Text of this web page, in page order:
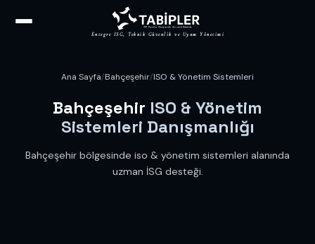
Entegre İSG, Teknik Güvenlik ve Uyum Yönetimi
Ana Sayfa/Bahçeşehir/ISO & Yönetim Sistemleri
Bahçeşehir ISO & Yönetim
Sistemleri Danışmanlığı
Bahçeşehir bölgesinde iso & yönetim sistemleri alanında
uzman İSG desteği.